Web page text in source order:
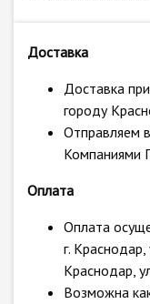
Доставка
Доставка
городу
Отправляем
Компаниями
Оплата
Оплата
г.
Краснодар,
Возможна